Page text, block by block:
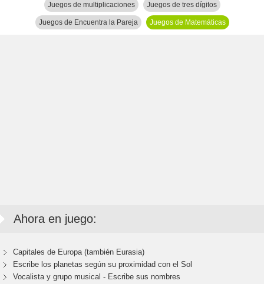
Juegos de multiplicaciones Juegos de tres dígitos
Juegos de Encuentra la Pareja Juegos de Matemáticas
Ahora en juego:
Capitales de Europa (también Eurasia)
Escribe los planetas según su proximidad con el Sol
Vocalista y grupo musical - Escribe sus nombres